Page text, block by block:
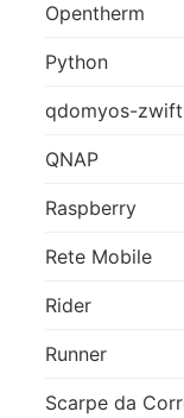
Opentherm
Python
qdomyos-zwift
QNAP
Raspberry
Rete Mobile
Rider
Runner
Scarpe da